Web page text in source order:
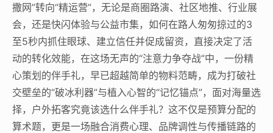
撒网”转向“精运营”，无论是商圈路演、社区地推、行业展
会，还是快闪体验与公益市集，如何在路人匆匆掠过的3
至5秒内抓住眼球、建立信任并促成留资，直接决定了活
动的转化效能，在这场无声的“注意力争夺战”中，一份精
心策划的伴手礼，早已超越简单的物料范畴，成为打破社
交壁垒的“破冰利器”与植入心智的“记忆锚点”，面对海量选
择，户外拓客究竟该选什么伴手礼？这不仅是预算分配的
算术题，更是一场融合消费心理、品牌调性与传播链路的